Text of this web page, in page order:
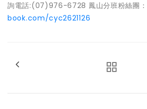
詢電話:(07)976-6728 鳳山分班粉絲團：
book.com/cyc2621126